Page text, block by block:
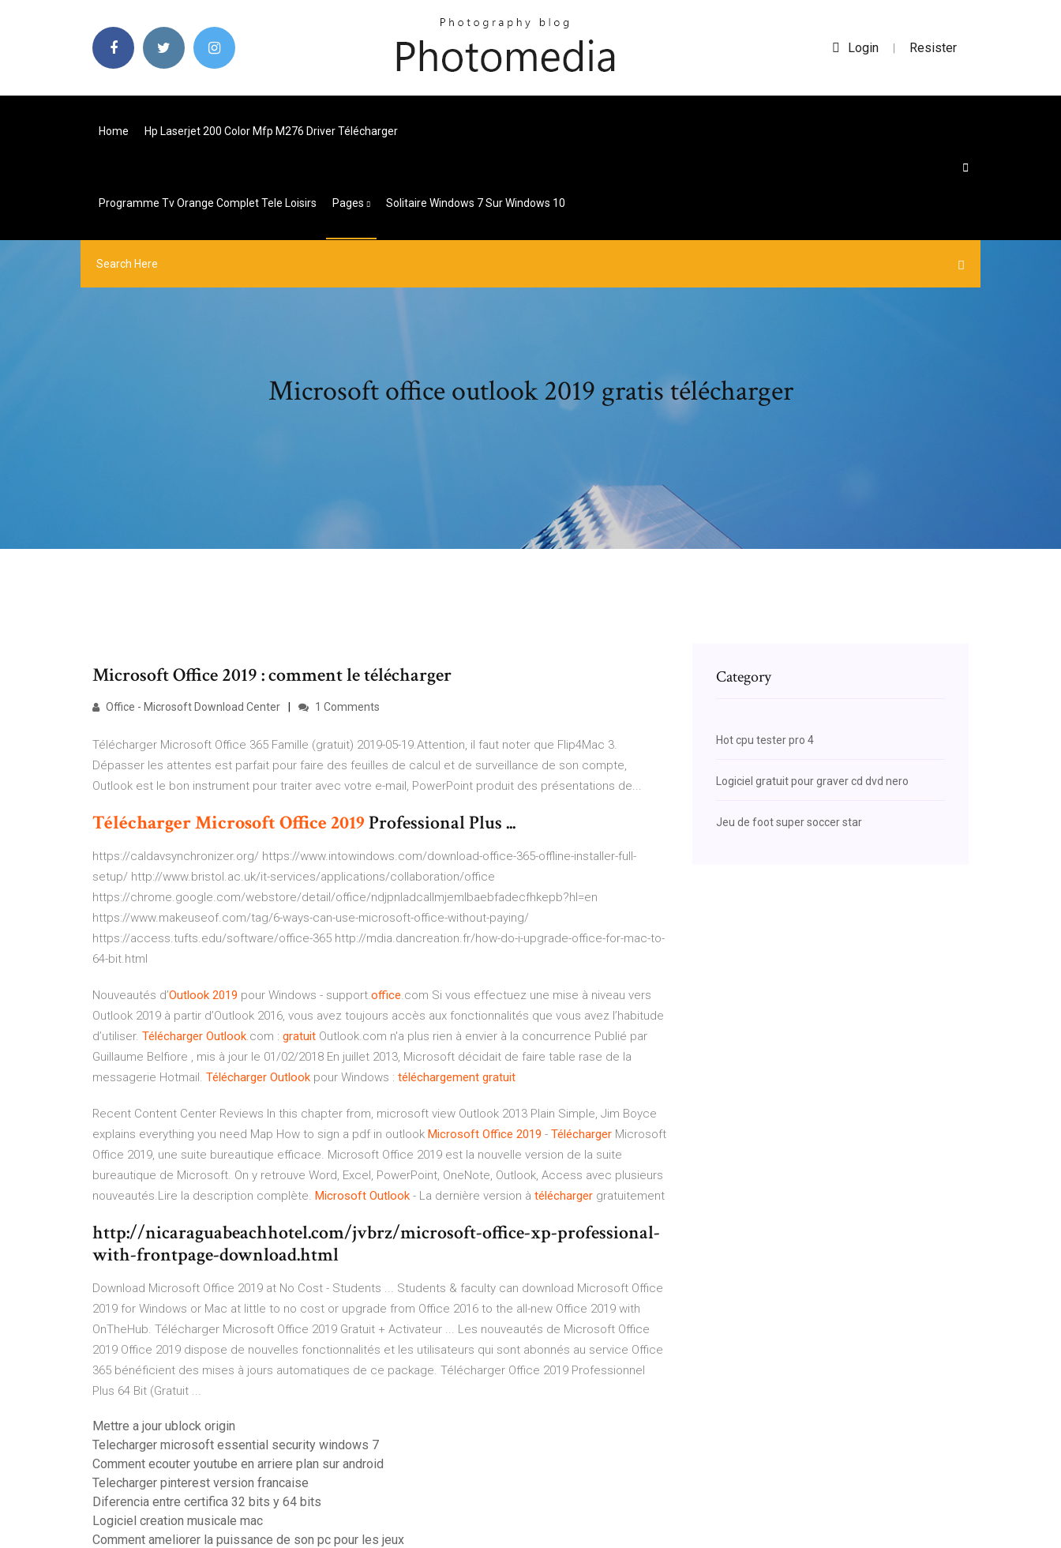
Login | Resister
Home Hp Laserjet 200 Color Mfp M276 Driver Télécharger
Programme Tv Orange Complet Tele Loisirs Pages Solitaire Windows 7 Sur Windows 10
Microsoft office outlook 2019 gratis télécharger
Microsoft Office 2019 : comment le télécharger
Office - Microsoft Download Center 1 Comments
Télécharger Microsoft Office 365 Famille (gratuit) 2019-05-19.Attention, il faut noter que Flip4Mac 3.
Dépasser les attentes est parfait pour faire des feuilles de calcul et de surveillance de son compte,
Outlook est le bon instrument pour traiter avec votre e-mail, PowerPoint produit des présentations de...
TéléchargerMicrosoftOffice2019Professional Plus ...
https://caldavsynchronizer.org/ https://www.intowindows.com/download-office-365-offline-installer-full-
setup/ http://www.bristol.ac.uk/it-services/applications/collaboration/office
https://chrome.google.com/webstore/detail/office/ndjpnladcallmjemlbaebfadecfhkepb?hl=en
https://www.makeuseof.com/tag/6-ways-can-use-microsoft-office-without-paying/
https://access.tufts.edu/software/office-365 http://mdia.dancreation.fr/how-do-i-upgrade-office-for-mac-to-
64-bit.html
Nouveautés d’Outlook 2019 pour Windows - support.office.com Si vous effectuez une mise à niveau vers
Outlook 2019 à partir d’Outlook 2016, vous avez toujours accès aux fonctionnalités que vous avez l’habitude
d’utiliser. Télécharger Outlook.com : gratuit Outlook.com n'a plus rien à envier à la concurrence Publié par
Guillaume Belfiore , mis à jour le 01/02/2018 En juillet 2013, Microsoft décidait de faire table rase de la
messagerie Hotmail. Télécharger Outlook pour Windows : téléchargement gratuit
Recent Content Center Reviews In this chapter from, microsoft view Outlook 2013 Plain Simple, Jim Boyce
explains everything you need Map How to sign a pdf in outlook Microsoft Office 2019 - Télécharger Microsoft
Office 2019, une suite bureautique efficace. Microsoft Office 2019 est la nouvelle version de la suite
bureautique de Microsoft. On y retrouve Word, Excel, PowerPoint, OneNote, Outlook, Access avec plusieurs
nouveautés.Lire la description complète. Microsoft Outlook - La dernière version à télécharger gratuitement
http://nicaraguabeachhotel.com/jvbrz/microsoft-office-xp-professional-
with-frontpage-download.html
Download Microsoft Office 2019 at No Cost - Students ... Students & faculty can download Microsoft Office
2019 for Windows or Mac at little to no cost or upgrade from Office 2016 to the all-new Office 2019 with
OnTheHub. Télécharger Microsoft Office 2019 Gratuit + Activateur ... Les nouveautés de Microsoft Office
2019 Office 2019 dispose de nouvelles fonctionnalités et les utilisateurs qui sont abonnés au service Office
365 bénéficient des mises à jours automatiques de ce package. Télécharger Office 2019 Professionnel
Plus 64 Bit (Gratuit ...
Mettre a jour ublock origin
Telecharger microsoft essential security windows 7
Comment ecouter youtube en arriere plan sur android
Telecharger pinterest version francaise
Diferencia entre certifica 32 bits y 64 bits
Logiciel creation musicale mac
Comment ameliorer la puissance de son pc pour les jeux
Category
Hot cpu tester pro 4
Logiciel gratuit pour graver cd dvd nero
Jeu de foot super soccer star